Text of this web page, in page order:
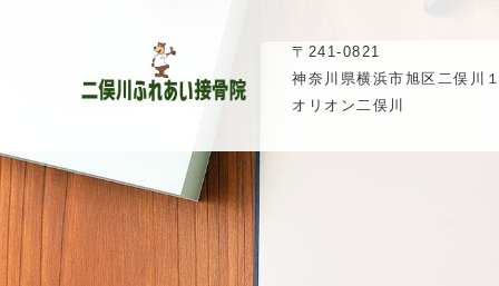
〒241-0821
神奈川県横浜市旭区二俣川
オリオン二俣川